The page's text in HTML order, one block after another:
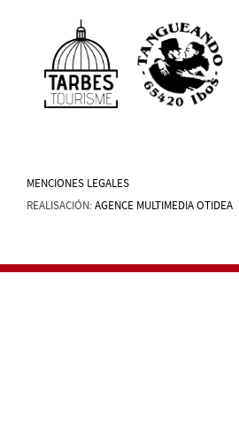
MENCIONES LEGALES
REALISACIÓN:AGENCE MULTIMEDIA OTIDEA